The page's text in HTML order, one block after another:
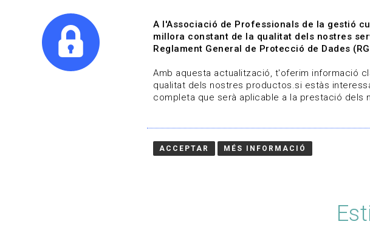
Qui som Línies de
A l'Associació de Professionals de la gestió
millora constant de la qualitat dels nostres
Reglament General de Protecció de Dades
Amb aquesta actualització, t'oferim informació
qualitat dels nostres productos.si estàs
completa que serà aplicable a la prestació dels
ACCEPTAR MÉS INFORMACIÓ